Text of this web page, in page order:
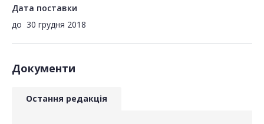
Дата поставки
до 30 грудня 2018
Документи
Остання редакція